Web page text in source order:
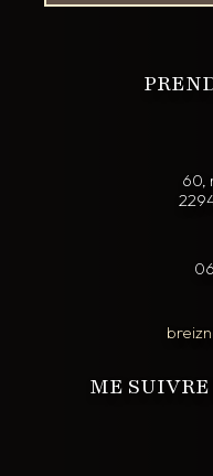
60,
ME SUIVRE